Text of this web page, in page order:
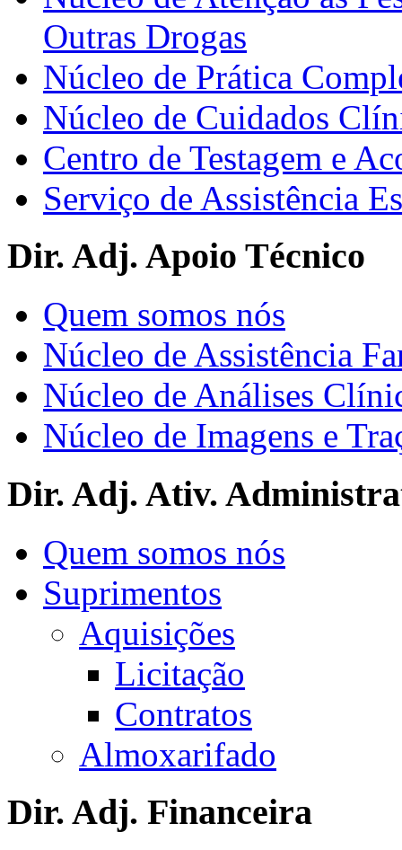
Outras Drogas
Núcleo de Prática
Núcleo de Cuidados
Centro de Testagem e
Serviço de Assistência
Dir. Adj. Apoio Técnico
Quem somos nós
Núcleo de Assistência
Núcleo de Análises
Núcleo de Imagens e
Dir. Adj. Ativ.
Quem somos nós
Suprimentos
Aquisições
Licitação
Contratos
Almoxarifado
Dir. Adj. Financeira